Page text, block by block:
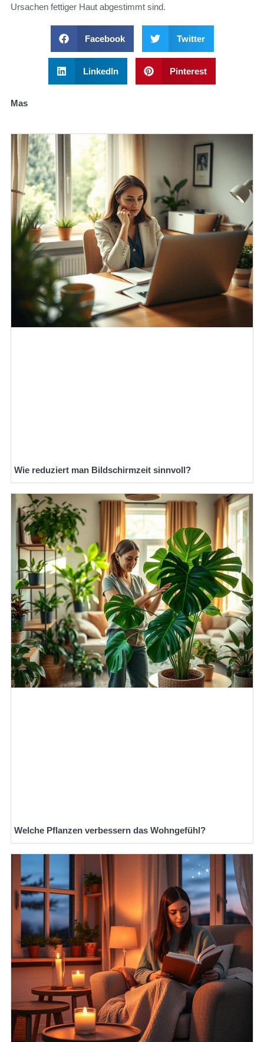
Ursachen fettiger Haut abgestimmt sind.
Facebook Twitter
LinkedIn Pinterest
Mas
Wie reduziert man Bildschirmzeit sinnvoll?
Welche Pflanzen verbessern das Wohngefühl?